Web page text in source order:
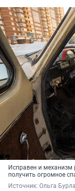
Исправен и
получить огромное
Источник: Ольга